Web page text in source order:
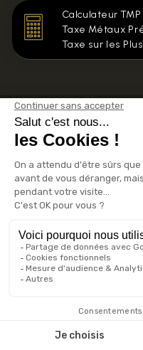
Calculateur TMP
Taxe Métaux
Taxe sur les
LINGOTS D’OR
LINGOT OR 1KG
LINGOT OR 500G
LINGOT OR 250G
LINGOTIN OR 50G
LINGOTIN OR 20G
LINGOTIN OR 5G